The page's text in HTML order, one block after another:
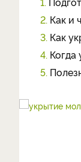
2. Как и
3. Как
4. Когда
5.